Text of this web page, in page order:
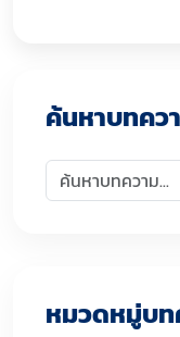
ค้นหาบทคว
หมวดหมู่บท